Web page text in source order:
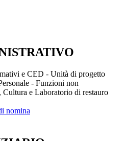
e CED - Unità di progetto
- Funzioni non
e Laboratorio di restauro
nomina